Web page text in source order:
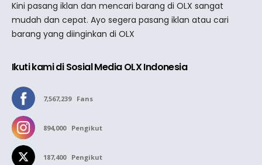
Kini pasang iklan dan mencari barang di OLX sangat
mudah dan cepat. Ayo segera pasang iklan atau cari
barang yang diinginkan di OLX
Ikuti kami di Sosial Media OLX Indonesia
7,567,239 Fans
894,000 Pengikut
187,400 Pengikut